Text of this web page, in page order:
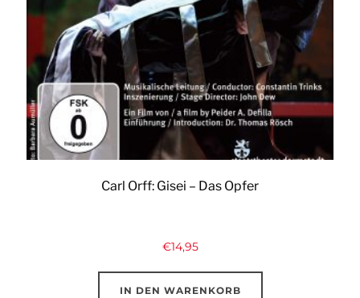
Carl Orff: Gisei – Das Opfer
€14,95
IN DEN WARENKORB